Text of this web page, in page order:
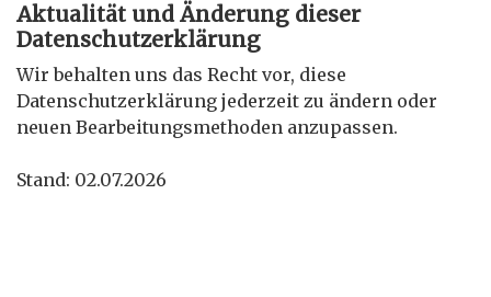
Aktualität und Änderung dieser
Datenschutzerklärung
Wir behalten uns das Recht vor, diese
Datenschutzerklärung jederzeit zu ändern oder
neuen Bearbeitungsmethoden anzupassen.
Stand: 02.07.2026